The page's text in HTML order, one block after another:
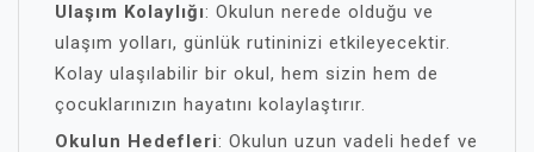
Ulaşım Kolaylığı: Okulun nerede olduğu ve
ulaşım yolları, günlük rutininizi etkileyecektir.
Kolay ulaşılabilir bir okul, hem sizin hem de
çocuklarınızın hayatını kolaylaştırır.
Okulun Hedefleri: Okulun uzun vadeli hedef ve